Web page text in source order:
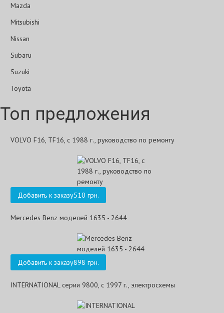
Mazda
Mitsubishi
Nissan
Subaru
Suzuki
Toyota
Топ предложения
VOLVO F16, TF16, с 1988 г., руководство по ремонту
Добавить к заказу510 грн.
Mercedes Benz моделей 1635 - 2644
Добавить к заказу898 грн.
INTERNATIONAL серии 9800, с 1997 г., электросхемы